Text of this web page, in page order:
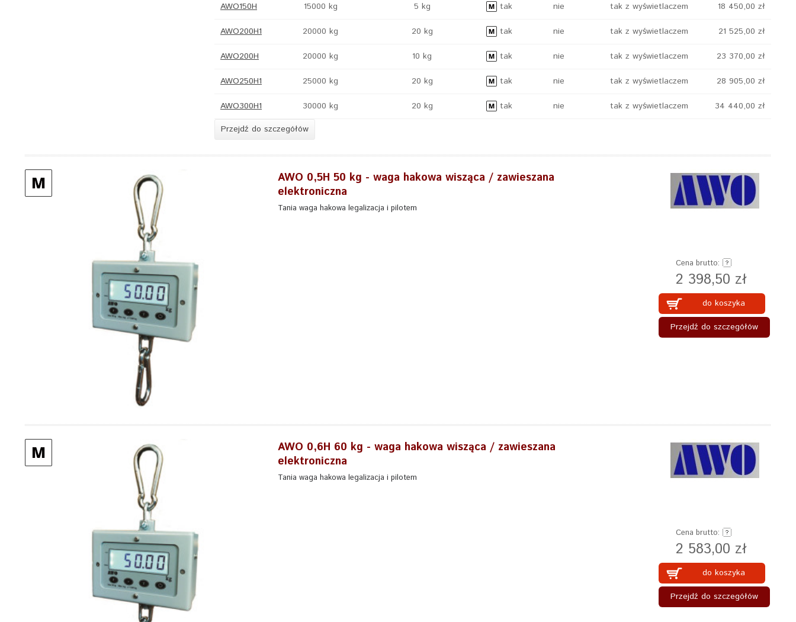
AWO150H 15000 kg 5 kg tak nie tak z wyświetlaczem 18 450,00 zł
AWO200H1 20000 kg 20 kg tak nie tak z wyświetlaczem 21 525,00 zł
AWO200H 20000 kg 10 kg tak nie tak z wyświetlaczem 23 370,00 zł
AWO250H1 25000 kg 20 kg tak nie tak z wyświetlaczem 28 905,00 zł
AWO300H1 30000 kg 20 kg tak nie tak z wyświetlaczem
34 440,00 zł
Przejdź do szczegółów
AWO 0,5H 50 kg - waga hakowa wisząca / zawieszana
elektroniczna
Tania waga hakowa legalizacja i pilotem
Cena brutto:
2 398,50 zł
do koszyka
Przejdź do szczegółów
AWO 0,6H 60 kg - waga hakowa wisząca / zawieszana
elektroniczna
Tania waga hakowa legalizacja i pilotem
Cena brutto:
2 583,00 zł
do koszyka
Przejdź do szczegółów